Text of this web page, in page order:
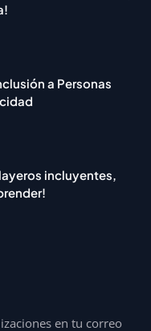
a Personas
incluyentes,
en tu correo